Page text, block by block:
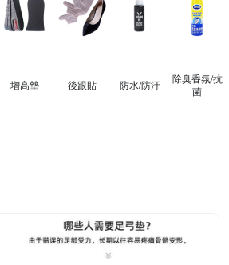
增高墊 後跟貼 防水/防汙
除臭香氛/抗
菌